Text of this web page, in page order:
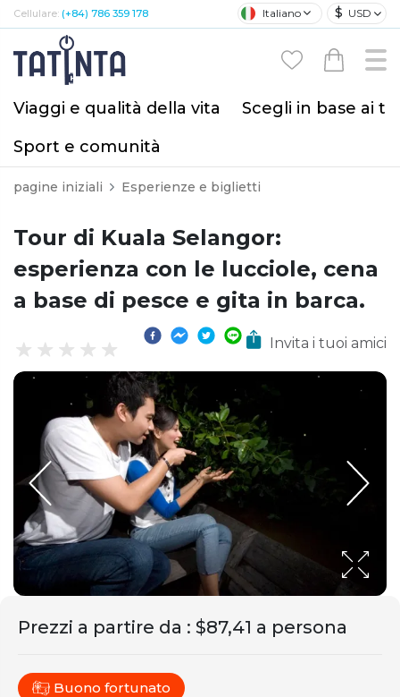
Cellulare: (+84) 786 359 178 Italiano $ USD
Viaggi e qualità della vita
Scegli in base ai
Sport e comunità
pagine iniziali Esperienze e biglietti
Tour di Kuala Selangor:
esperienza con le lucciole, cena
a base di pesce e gita in barca.
Invita i tuoi amici
Prezzi a partire da : $87,41 a persona
Buono fortunato